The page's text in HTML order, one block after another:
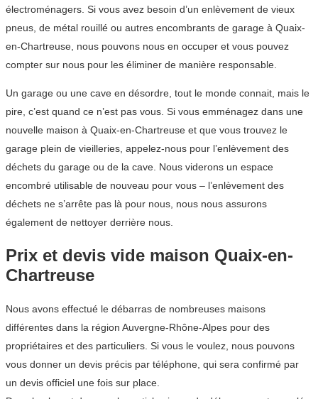
électroménagers. Si vous avez besoin d’un enlèvement de vieux
pneus, de métal rouillé ou autres encombrants de garage à Quaix-
en-Chartreuse, nous pouvons nous en occuper et vous pouvez
compter sur nous pour les éliminer de manière responsable.
Un garage ou une cave en désordre, tout le monde connait, mais le
pire, c’est quand ce n’est pas vous. Si vous emménagez dans une
nouvelle maison à Quaix-en-Chartreuse et que vous trouvez le
garage plein de vieilleries, appelez-nous pour l’enlèvement des
déchets du garage ou de la cave. Nous viderons un espace
encombré utilisable de nouveau pour vous – l’enlèvement des
déchets ne s’arrête pas là pour nous, nous nous assurons
également de nettoyer derrière nous.
Prix et devis vide maison Quaix-en-
Chartreuse
Nous avons effectué le débarras de nombreuses maisons
différentes dans la région Auvergne-Rhône-Alpes pour des
propriétaires et des particuliers. Si vous le voulez, nous pouvons
vous donner un devis précis par téléphone, qui sera confirmé par
un devis officiel une fois sur place.